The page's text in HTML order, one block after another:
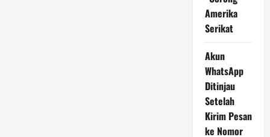
Amerika
Serikat
Akun
WhatsApp
Ditinjau
Setelah
Kirim Pesan
ke Nomor